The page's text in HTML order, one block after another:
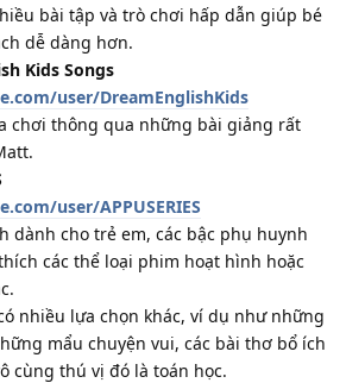
bài tập và trò chơi hấp dẫn giúp bé
dễ dàng hơn.
Kids Songs
user/DreamEnglishKids
chơi thông qua những bài giảng rất
user/APPUSERIES
dành cho trẻ em, các bậc phụ huynh
các thể loại phim hoạt hình hoặc
nhiều lựa chọn khác, ví dụ như những
mẩu chuyện vui, các bài thơ bổ ích
cùng thú vị đó là toán học.